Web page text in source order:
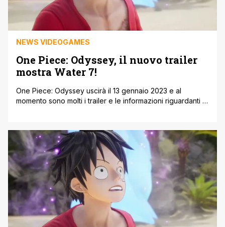
NEWS VIDEOGAMES
One Piece: Odyssey, il nuovo trailer
mostra Water 7!
One Piece: Odyssey uscirà il 13 gennaio 2023 e al
momento sono molti i trailer e le informazioni riguardanti il
riguardo e questa volta il pubblico può avere un assaggio
di Water 7 all'interno di One Piece: [']